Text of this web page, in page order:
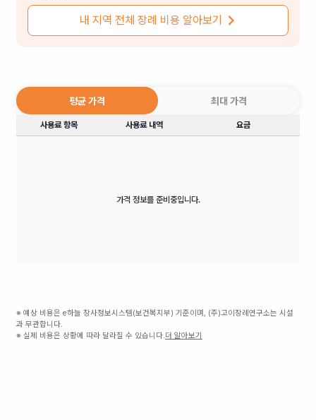
내 지역 전체 장례 비용 알아보기
평균 가격 최대 가격
사용료 항목 사용료 내역 요금
가격 정보를 준비중입니다.
※ 예상 비용은 e하늘 장사정보시스템(보건복지부) 기준이며, (주)고이장례연구소는 시설
과 무관합니다.
※ 실제 비용은 상황에 따라 달라질 수 있습니다.더 알아보기